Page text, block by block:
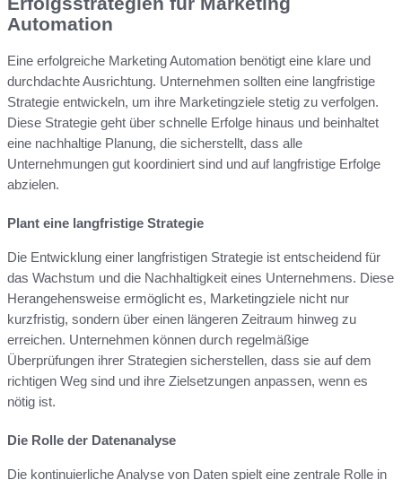
Automation
Eine erfolgreiche Marketing Automation benötigt eine klare und
durchdachte Ausrichtung. Unternehmen sollten eine langfristige
Strategie entwickeln, um ihre Marketingziele stetig zu verfolgen.
Diese Strategie geht über schnelle Erfolge hinaus und beinhaltet
eine nachhaltige Planung, die sicherstellt, dass alle
Unternehmungen gut koordiniert sind und auf langfristige Erfolge
abzielen.
Plant eine langfristige Strategie
Die Entwicklung einer langfristigen Strategie ist entscheidend für
das Wachstum und die Nachhaltigkeit eines Unternehmens. Diese
Herangehensweise ermöglicht es, Marketingziele nicht nur
kurzfristig, sondern über einen längeren Zeitraum hinweg zu
erreichen. Unternehmen können durch regelmäßige
Überprüfungen ihrer Strategien sicherstellen, dass sie auf dem
richtigen Weg sind und ihre Zielsetzungen anpassen, wenn es
nötig ist.
Die Rolle der Datenanalyse
Die kontinuierliche Analyse von Daten spielt eine zentrale Rolle in